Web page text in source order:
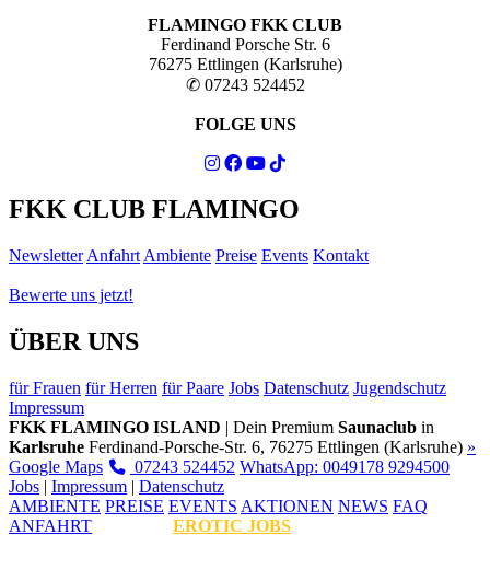
FLAMINGO FKK CLUB
Ferdinand Porsche Str. 6
76275 Ettlingen (Karlsruhe)
✆ 07243 524452
FOLGE UNS
FKK CLUB FLAMINGO
Newsletter Anfahrt Ambiente Preise Events Kontakt
Bewerte uns jetzt!
ÜBER UNS
für Frauen für Herren für Paare Jobs Datenschutz Jugendschutz
Impressum
FKK FLAMINGO ISLAND | Dein Premium Saunaclub in
Karlsruhe Ferdinand-Porsche-Str. 6, 76275 Ettlingen (Karlsruhe) »
Google Maps
07243 524452 WhatsApp: 0049178 9294500
Jobs | Impressum | Datenschutz
AMBIENTE PREISE EVENTS AKTIONEN NEWS FAQ
ANFAHRT
EROTIC JOBS